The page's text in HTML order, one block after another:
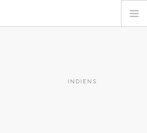
INDIENS